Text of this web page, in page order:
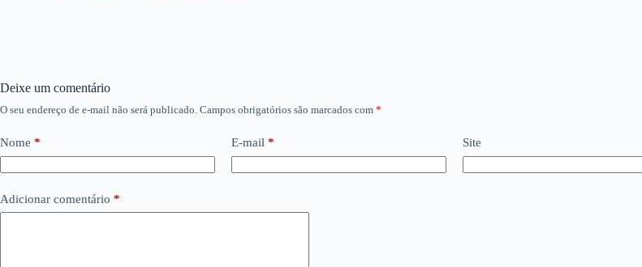
Deixe um comentário
O seu endereço de e-mail não será publicado. Campos obrigatórios são marcados com *
Nome * E-mail * Site
Adicionar comentário *